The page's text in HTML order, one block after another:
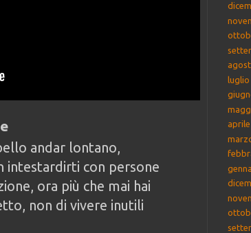
andar lontano,
intestardirti con persone
ora più che mai hai
non di vivere inutili
luglio